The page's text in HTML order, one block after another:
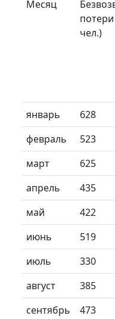
Месяц
чел.)
январь
628
февраль
523
март
625
апрель
435
май
422
июнь
519
июль
330
август
385
сентябрь
473